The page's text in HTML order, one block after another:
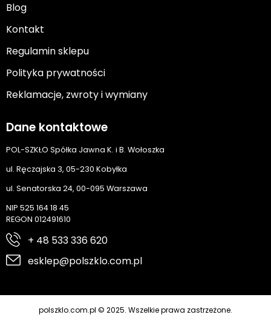
Blog
Kontakt
Regulamin sklepu
Polityka prywatności
Reklamacje, zwroty i wymiany
Dane kontaktowe
POL-SZKŁO Spółka Jawna K. i B. Wołoszka
ul. Ręczajska 3, 05-230 Kobyłka
ul. Senatorska 24, 00-095 Warszawa
NIP 525 164 18 45
REGON 012491610
+ 48 533 336 620
esklep@polszklo.com.pl
polszklo.com.pl © 2025. Wszelkie prawa zastrzeżone.